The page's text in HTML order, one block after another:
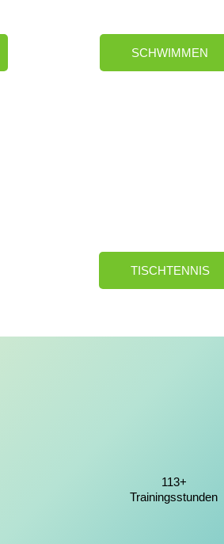
SCHWIMMEN
TISCHTENNIS
113+
Trainingsstunden